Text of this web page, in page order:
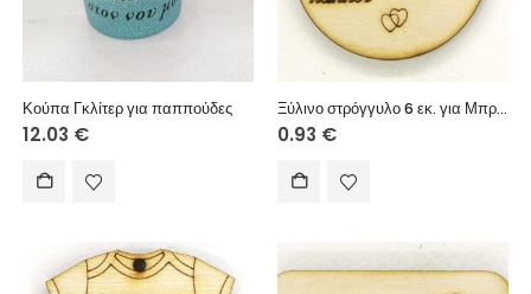
Κούπα Γκλίτερ για παππούδες
12.03 €
Ξύλινο στρόγγυλο 6 εκ. για Μπρελόκ (Έχω τον καλύτερο παππού αγόρι)
0.93 €